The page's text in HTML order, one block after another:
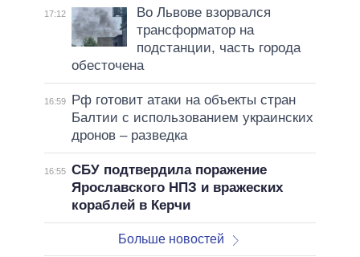
17:12
Во Львове взорвался
трансформатор на
подстанции, часть города
обесточена
16:59
Рф готовит атаки на объекты стран
Балтии с использованием украинских
дронов – разведка
16:55 СБУ подтвердила поражение
Ярославского НПЗ и вражеских
кораблей в Керчи
Больше новостей